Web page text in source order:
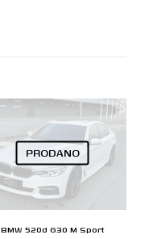
PRODANO
BMW 520d G30 M Sport